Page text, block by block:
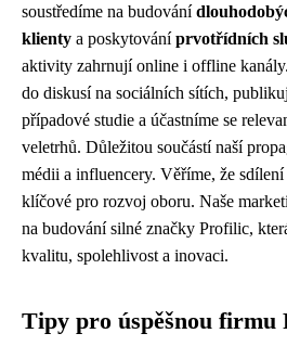
soustředíme na budování
klienty a poskytováníprvotřídních
aktivity zahrnují online i offline
do diskusí na sociálních sítích,
případové studie a účastníme se
veletrhů. Důležitou součástí naší
médii a influencery. Věříme, že
klíčové pro rozvoj oboru. Naše
na budování silné značky Profilic,
kvalitu, spolehlivost a inovaci.
Tipy pro úspěšnou firmu